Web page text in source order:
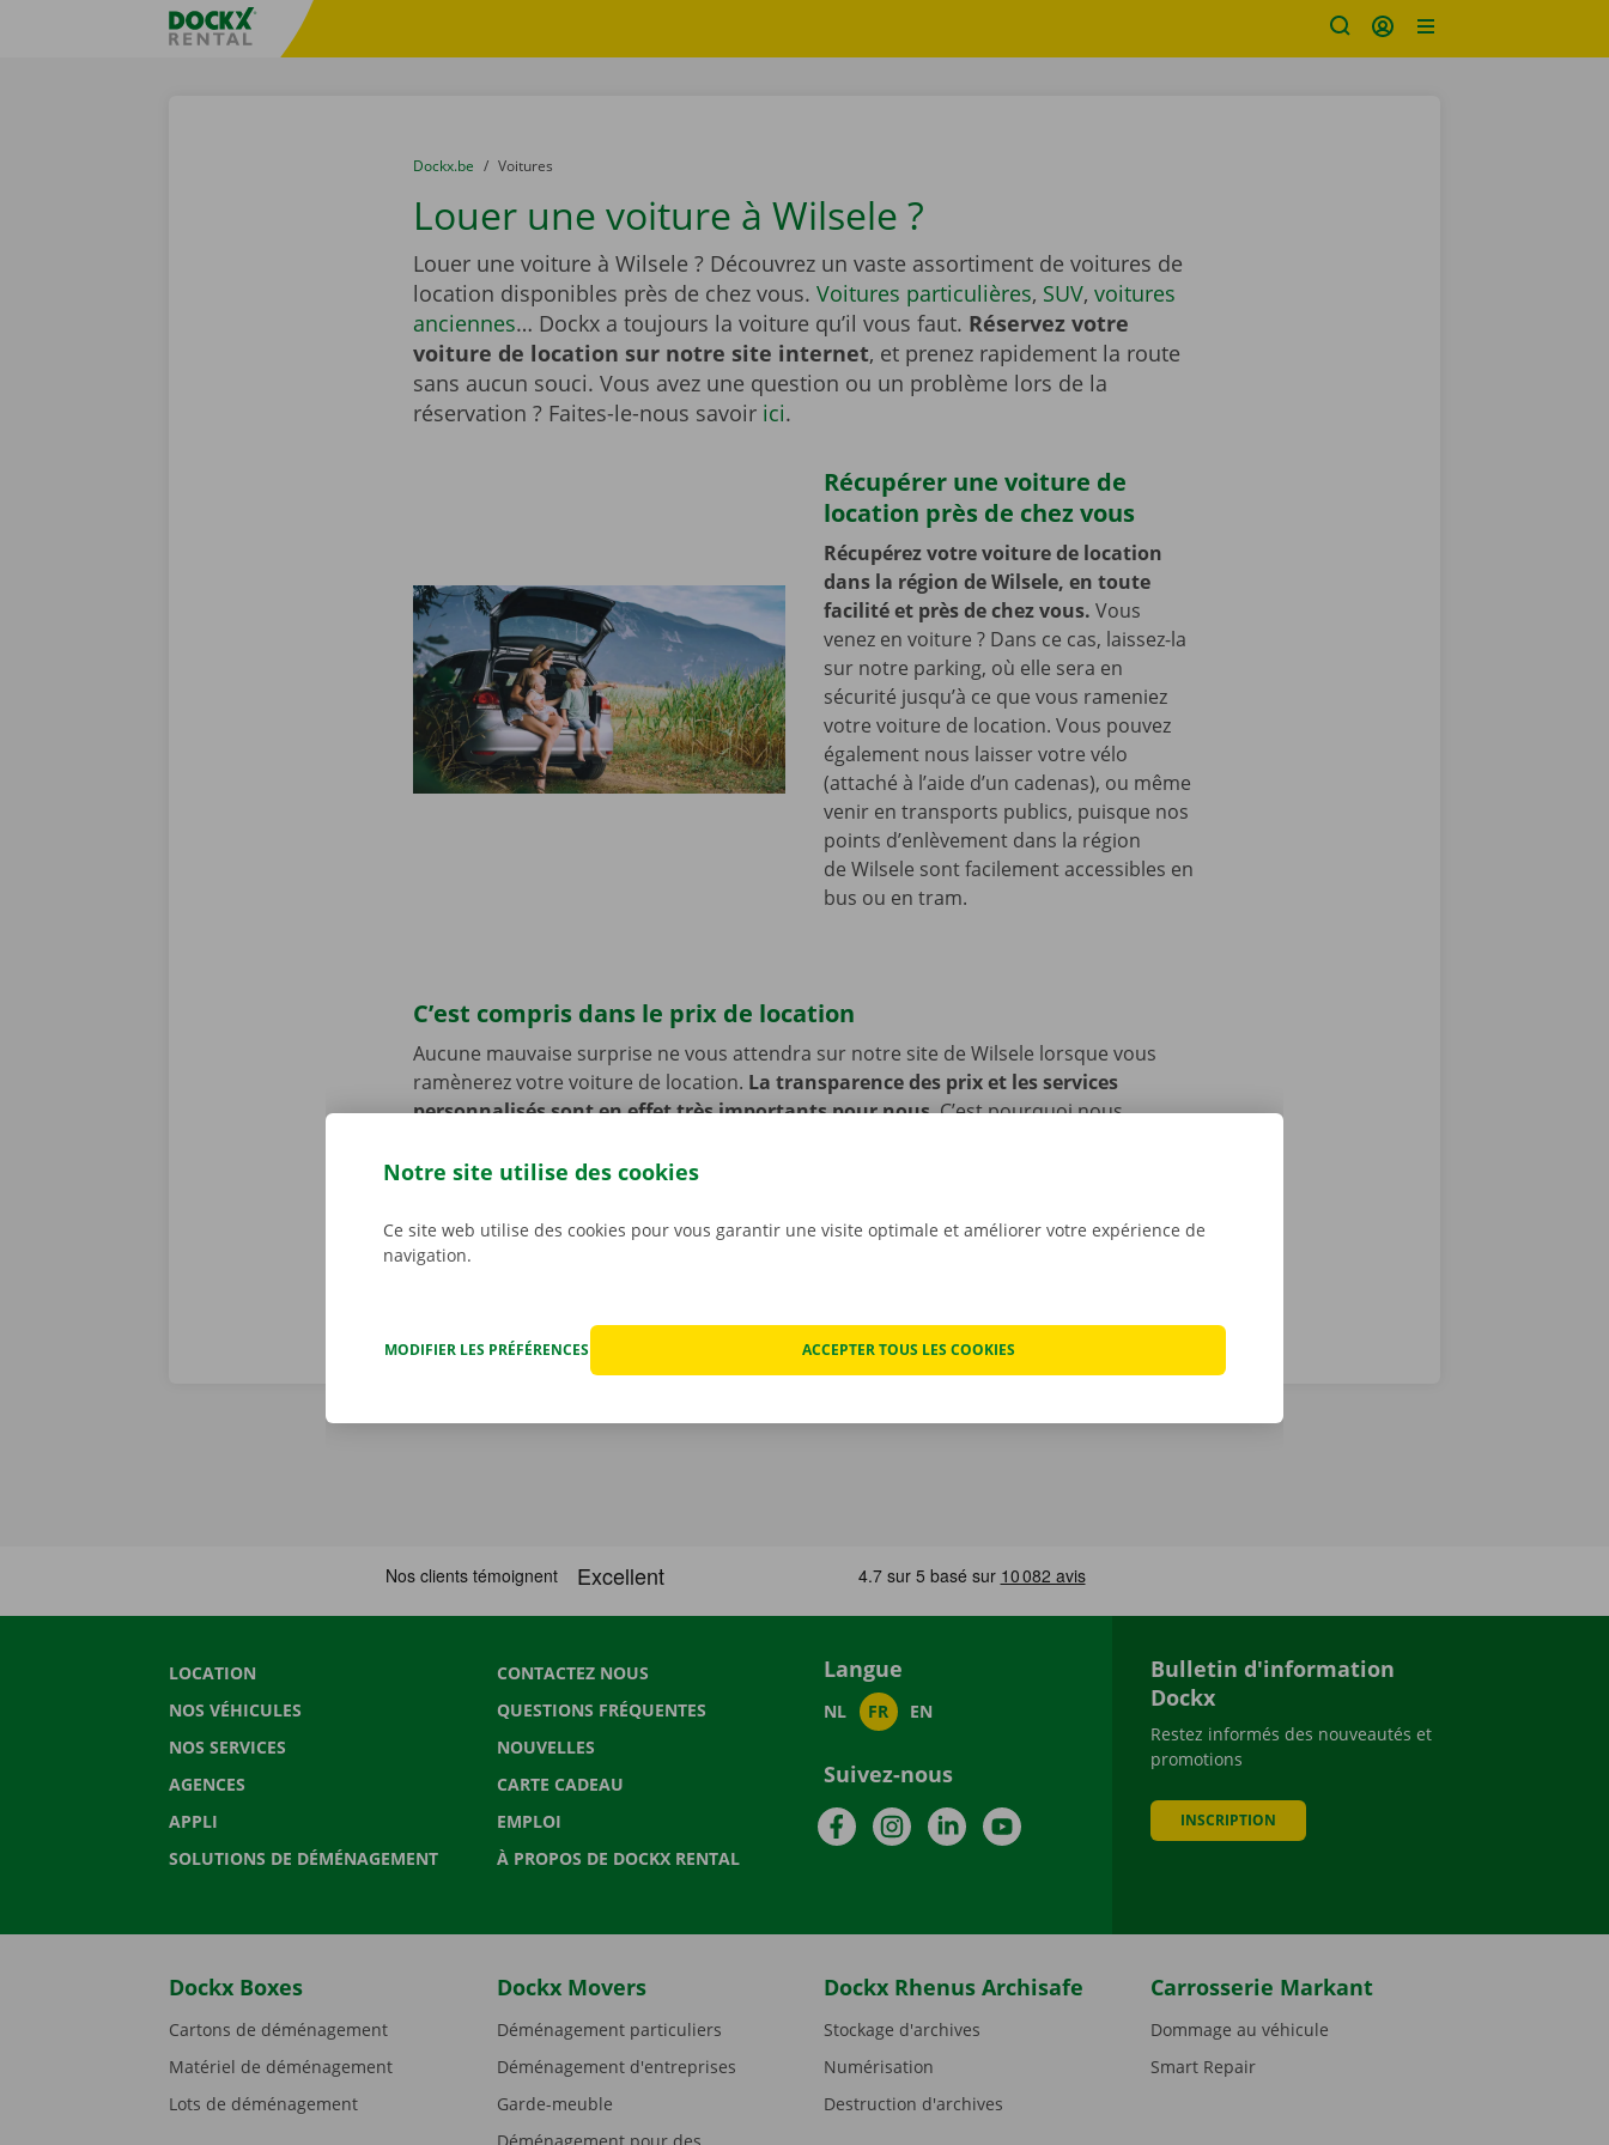
sitename
You are here:
du
Dockx.be to
Voitures
Louer une voiture à Wilsele ?
Louer une voiture à Wilsele ? Découvrez un vaste assortiment de voitures de
location disponibles près de chez vous. Voitures particulières, SUV, voitures
anciennes… Dockx a toujours la voiture qu’il vous faut. Réservez votre
voiture de location sur notre site internet, et prenez rapidement la route
sans aucun souci. Vous avez une question ou un problème lors de la
réservation ? Faites-le-nous savoir ici.
Récupérer une voiture de
location près de chez vous
Récupérez votre voiture de location
dans la région de Wilsele, en toute
facilité et près de chez vous. Vous
venez en voiture ? Dans ce cas, laissez-la
sur notre parking, où elle sera en
sécurité jusqu’à ce que vous rameniez
votre voiture de location. Vous pouvez
également nous laisser votre vélo
(attaché à l’aide d’un cadenas), ou même
venir en transports publics, puisque nos
points d’enlèvement dans la région
de Wilsele sont facilement accessibles en
bus ou en tram.
C’est compris dans le prix de location
Aucune mauvaise surprise ne vous attendra sur notre site de Wilsele lorsque vous
ramènerez votre voiture de location. La transparence des prix et les services
personnalisés sont en effet très importants pour nous. C’est pourquoi nous
problème technique, vous profitez d’un service de dépannage disponible 24 h/24 et 7
LOCATION
NOS VÉHICULES
NOS SERVICES
AGENCES
APPLI
SOLUTIONS DE DÉMÉNAGEMENT
CONTACTEZ NOUS
QUESTIONS FRÉQUENTES
NOUVELLES
CARTE CADEAU
EMPLOI
À PROPOS DE DOCKX RENTAL
Langue
NL FR EN
Suivez-nous
FacebookInstagramLinkedInYouTube
Bulletin d'information
Dockx
Restez informés des nouveautés et
promotions
INSCRIPTION
Dockx Boxes
Cartons de déménagement
Matériel de déménagement
Lots de déménagement
Dockx Movers
Déménagement particuliers
Déménagement d'entreprises
Garde-meuble
Dockx Rhenus Archisafe
Stockage d'archives
Numérisation
Destruction d'archives
Carrosserie Markant
Dommage au véhicule
Smart Repair
Notre site utilise des cookies
Ce site web utilise des cookies pour vous garantir une visite optimale et améliorer votre expérience de
navigation.
MODIFIER LES PRÉFÉRENCES ACCEPTER TOUS LES COOKIES